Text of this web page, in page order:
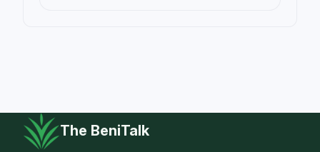
The BeniTalk